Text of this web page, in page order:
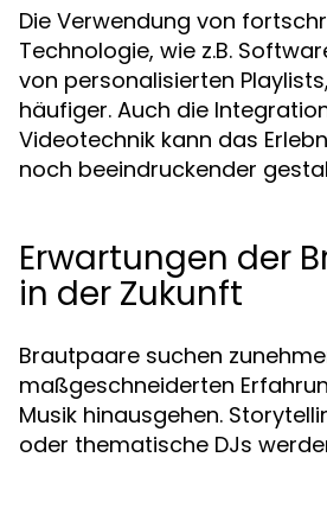
Die Verwendung von
Technologie, wie z.B.
von personalisierten
häufiger. Auch die
Videotechnik kann das
noch beeindruckender
Erwartungen der
in der Zukunft
Brautpaare suchen
maßgeschneiderten
Musik hinausgehen.
oder thematische DJs